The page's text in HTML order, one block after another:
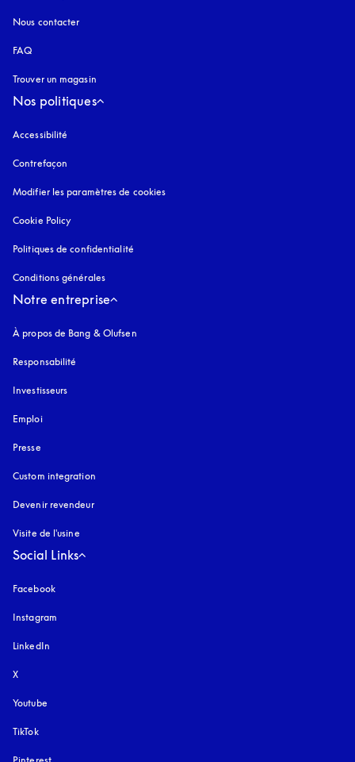
Nous contacter
FAQ
Trouver un magasin
Nos politiques
Accessibilité
Contrefaçon
Modifier les paramètres de cookies
Cookie Policy
Politiques de confidentialité
Conditions générales
Notre entreprise
À propos de Bang & Olufsen
Responsabilité
Investisseurs
Emploi
Presse
Custom integration
Devenir revendeur
Visite de l'usine
Social Links
Facebook
Instagram
LinkedIn
X
Youtube
TikTok